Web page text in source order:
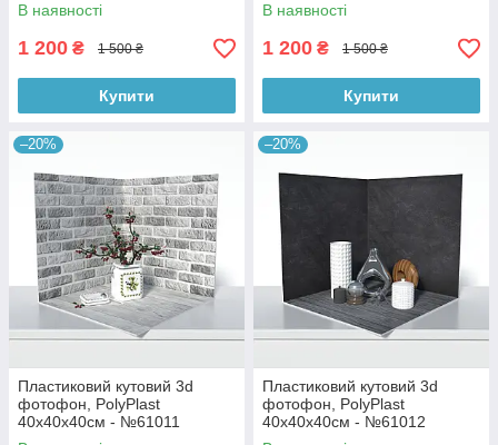
В наявності
1 200 ₴ 1 500 ₴
Купити
В наявності
1 200 ₴ 1 500 ₴
Купити
–20%
Пластиковий кутовий 3d
фотофон, PolyPlast
40x40x40см - №61011
–20%
Пластиковий кутовий 3d
фотофон, PolyPlast
40x40x40см - №61012